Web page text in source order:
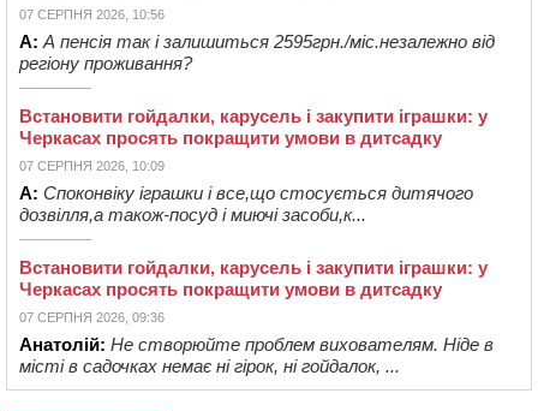
07 СЕРПНЯ 2026, 10:56
А: А пенсія так і залишиться 2595грн./міс.незалежно від
регіону проживання?
Встановити гойдалки, карусель і закупити іграшки: у
Черкасах просять покращити умови в дитсадку
07 СЕРПНЯ 2026, 10:09
А: Споконвіку іграшки і все,що стосується дитячого
дозвілля,а також-посуд і миючі засоби,к...
Встановити гойдалки, карусель і закупити іграшки: у
Черкасах просять покращити умови в дитсадку
07 СЕРПНЯ 2026, 09:36
Анатолій: Не створюйте проблем вихователям. Ніде в
місті в садочках немає ні гірок, ні гойдалок, ...